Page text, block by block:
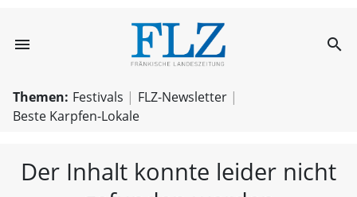
menu FLZ – search
Themen: Festivals
FLZ-Newsletter
Beste Karpfen-Lokale
Der Inhalt konnte leider nicht